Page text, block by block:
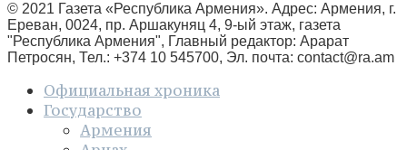
© 2021 Газета «Республика Армения». Адрес: Армения, г.
Ереван, 0024, пр. Аршакуняц 4, 9-ый этаж, газета
"Республика Армения", Главный редактор: Арарат
Петросян, Тел.: +374 10 545700, Эл. почта: contact@ra.am
Официальная хроника
Государство
Армения